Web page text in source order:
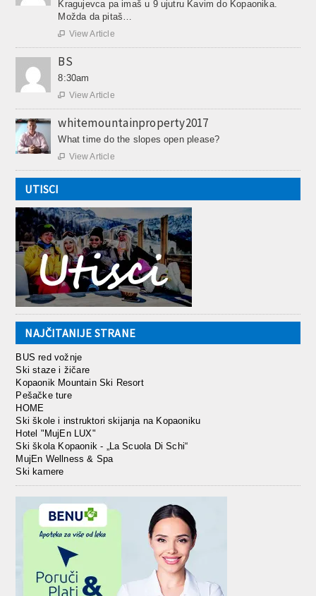
Kragujevca pa imaš u 9 ujutru Kavim do Kopaonika.
Možda da pitaš…
 View Article
BS
8:30am
 View Article
whitemountainproperty2017
What time do the slopes open please?
 View Article
UTISCI
NAJČITANIJE STRANE
BUS red vožnje
Ski staze i žičare
Kopaonik Mountain Ski Resort
Pešačke ture
HOME
Ski škole i instruktori skijanja na Kopaoniku
Hotel "MujEn LUX"
Ski škola Kopaonik - „La Scuola Di Schi“
MujEn Wellness & Spa
Ski kamere